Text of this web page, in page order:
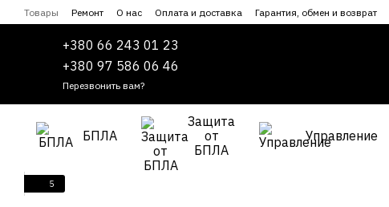
Перейти к основному контенту
Товары Ремонт О нас Оплата и доставка Гарантия, обмен и возврат
Сотрудничество
Пользовательское соглашение
+380 66 243 01 23
+380 97 586 06 46
Перезвонить вам?
БПЛА
Защита
от
БПЛА
Управление
5